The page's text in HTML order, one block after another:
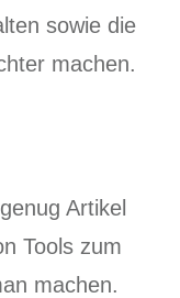
sowie die
machen.
Artikel
Tools zum
machen.